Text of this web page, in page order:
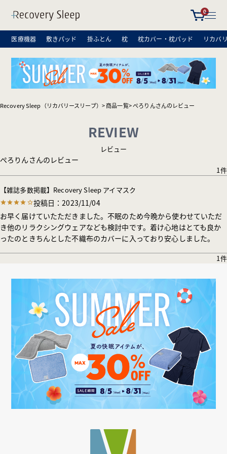
0
医療機器 敷きパッド 掛ふとん 枕 枕カバー・枕パッド リカバ
Recovery Sleep（リカバリースリープ） 商品一覧 ぺろりんさんのレビュー
REVIEW
レビュー
ぺろりんさんのレビュー
1
【雑誌多数掲載】Recovery Sleep アイマスク
投稿日
2023/11/04
お早く届けていたただきました。不眠のため今晩から使わせていただ
き他のリラクシングウェアなども検討中です。着け心地はとても良か
ったのときちんとした不織布のカバーに入っており安心しました。
1